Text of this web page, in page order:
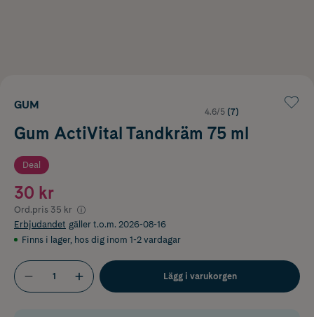
GUM
4.6/5 (7)
Gum ActiVital Tandkräm 75 ml
Deal
30 kr
Ord.pris 35 kr
Erbjudandet gäller t.o.m. 2026-08-16
Finns i lager, hos dig inom 1-2 vardagar
Lägg i varukorgen